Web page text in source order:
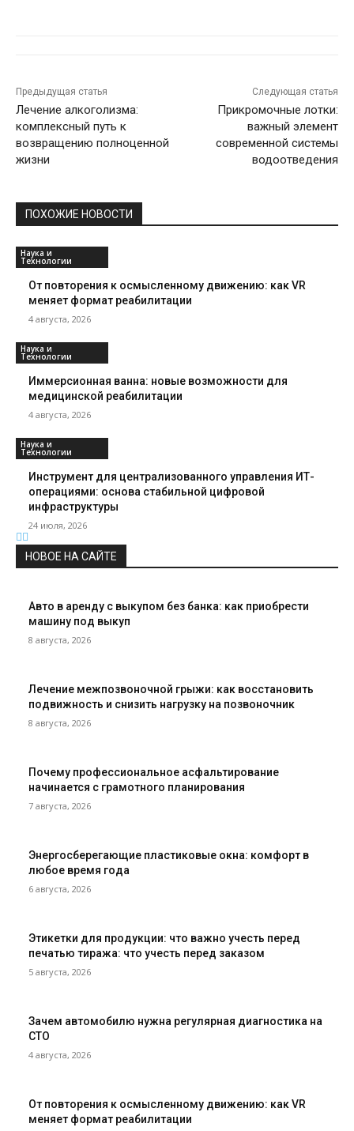
Предыдущая статья
Лечение алкоголизма:
комплексный путь к
возвращению полноценной
жизни
Следующая статья
Прикромочные лотки:
важный элемент
современной системы
водоотведения
ПОХОЖИЕ НОВОСТИ
Наука и
Технологии
От повторения к осмысленному движению: как VR
меняет формат реабилитации
4 августа, 2026
Наука и
Технологии
Иммерсионная ванна: новые возможности для
медицинской реабилитации
4 августа, 2026
Наука и
Технологии
Инструмент для централизованного управления ИТ-
операциями: основа стабильной цифровой
инфраструктуры
24 июля, 2026
НОВОЕ НА САЙТЕ
Авто в аренду с выкупом без банка: как приобрести
машину под выкуп
8 августа, 2026
Лечение межпозвоночной грыжи: как восстановить
подвижность и снизить нагрузку на позвоночник
8 августа, 2026
Почему профессиональное асфальтирование
начинается с грамотного планирования
7 августа, 2026
Энергосберегающие пластиковые окна: комфорт в
любое время года
6 августа, 2026
Этикетки для продукции: что важно учесть перед
печатью тиража: что учесть перед заказом
5 августа, 2026
Зачем автомобилю нужна регулярная диагностика на
СТО
4 августа, 2026
От повторения к осмысленному движению: как VR
меняет формат реабилитации